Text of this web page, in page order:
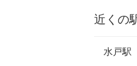
近くの
水戸駅